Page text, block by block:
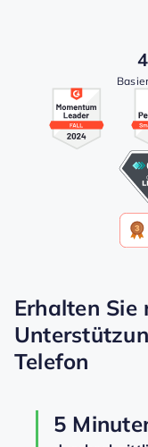
Erhalten Sie
Telefon
5